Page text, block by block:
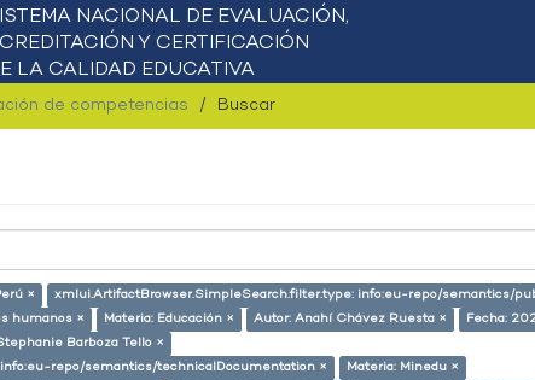
de competencias Buscar
×
xmlui.ArtifactBrowser.SimpleSearch.filter.type: info:eu-repo/semantics/
humanos × Materia: Educación × Autor: Anahí Chávez Ruesta ×
Fecha:
Barboza Tello ×
repo/semantics/technicalDocumentation ×
Materia: Minedu ×